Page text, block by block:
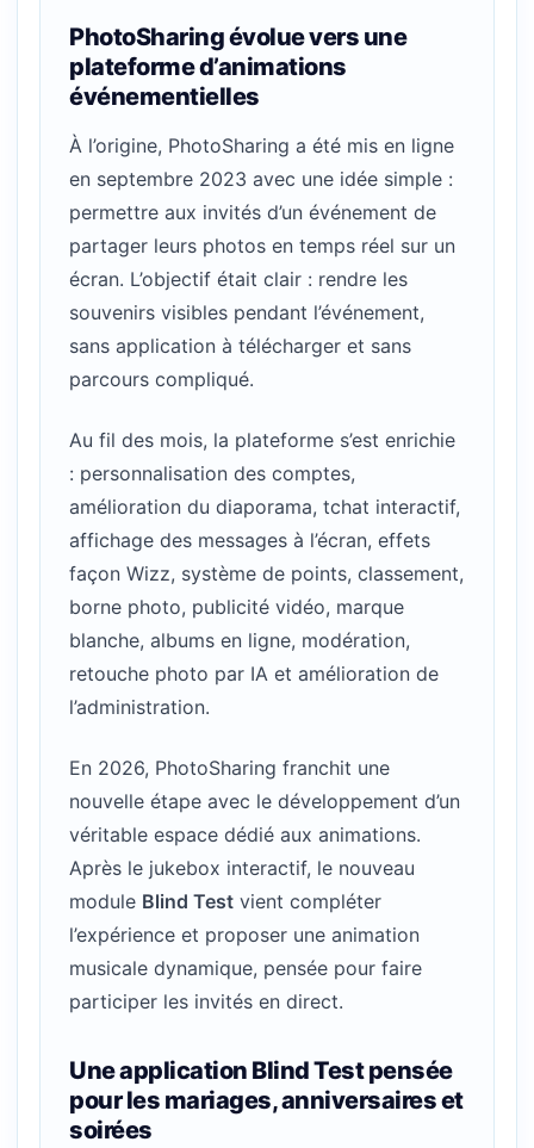
PhotoSharing évolue vers une
plateforme d’animations
événementielles
À l’origine, PhotoSharing a été mis en ligne
en septembre 2023 avec une idée simple :
permettre aux invités d’un événement de
partager leurs photos en temps réel sur un
écran. L’objectif était clair : rendre les
souvenirs visibles pendant l’événement,
sans application à télécharger et sans
parcours compliqué.
Au fil des mois, la plateforme s’est enrichie
: personnalisation des comptes,
amélioration du diaporama, tchat interactif,
affichage des messages à l’écran, effets
façon Wizz, système de points, classement,
borne photo, publicité vidéo, marque
blanche, albums en ligne, modération,
retouche photo par IA et amélioration de
l’administration.
En 2026, PhotoSharing franchit une
nouvelle étape avec le développement d’un
véritable espace dédié aux animations.
Après le jukebox interactif, le nouveau
module Blind Test vient compléter
l’expérience et proposer une animation
musicale dynamique, pensée pour faire
participer les invités en direct.
Une application Blind Test pensée
pour les mariages, anniversaires et
soirées